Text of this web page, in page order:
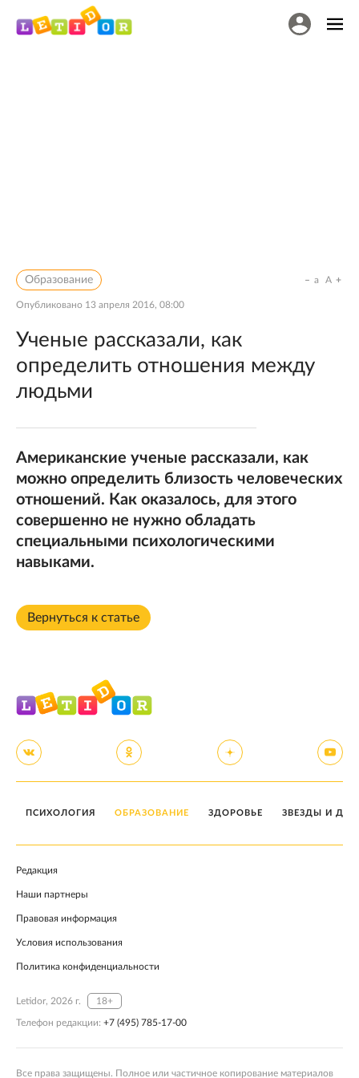
Образование
Опубликовано 13 апреля 2016, 08:00
a A
Ученые рассказали, как
определить отношения между
людьми
Американские ученые рассказали, как
можно определить близость человеческих
отношений. Как оказалось, для этого
совершенно не нужно обладать
специальными психологическими
навыками.
Вернуться к статье
ПСИХОЛОГИЯ ОБРАЗОВАНИЕ ЗДОРОВЬЕ ЗВЕЗДЫ И
Редакция
Наши партнеры
Правовая информация
Условия использования
Политика конфиденциальности
Letidor, 2026 г. 18+
Телефон редакции: +7 (495) 785-17-00
Все права защищены. Полное или частичное копирование материалов